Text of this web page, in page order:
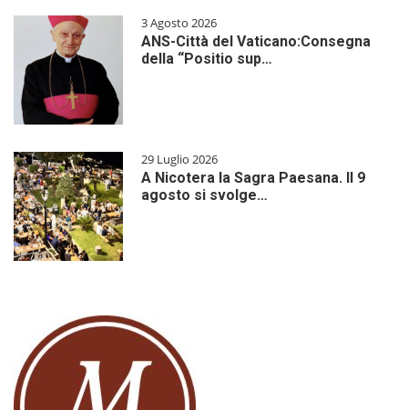
3 Agosto 2026
ANS-Città del Vaticano:Consegna
della “Positio sup…
29 Luglio 2026
A Nicotera la Sagra Paesana. Il 9
agosto si svolge…